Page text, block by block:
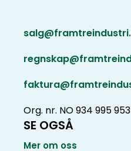
Org. nr. NO 934 995 953
SE OGSÅ
Mer om oss